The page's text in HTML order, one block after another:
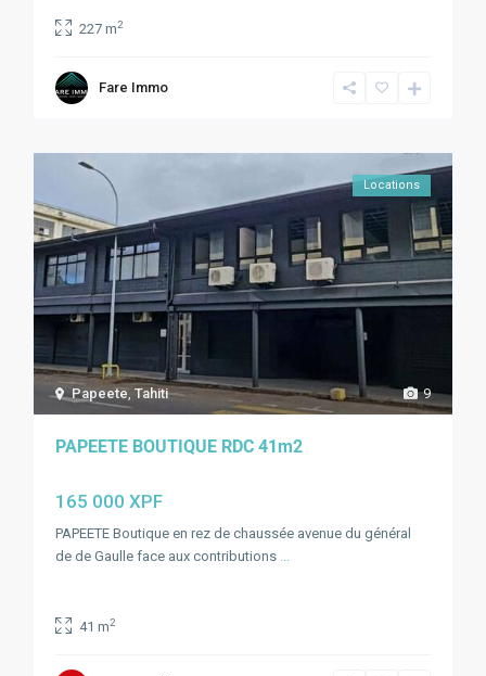
227 m2
Fare Immo
9
Papeete,Tahiti
Locations
PAPEETE BOUTIQUE RDC 41m2
165 000 XPF
PAPEETE Boutique en rez de chaussée avenue du général
de de Gaulle face aux contributions ...
41 m2